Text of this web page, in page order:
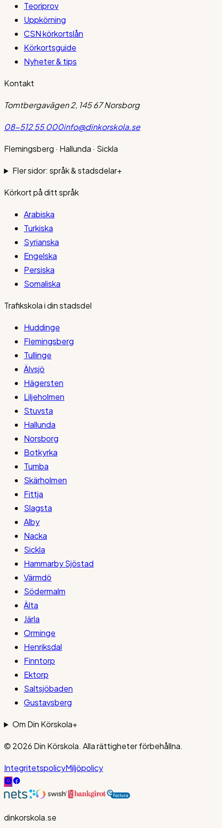
Teoriprov
Uppkörning
CSN körkortslån
Körkortsguide
Nyheter & tips
Kontakt
Tomtbergavägen 2, 145 67 Norsborg
08-512 55 000info@dinkorskola.se
Flemingsberg · Hallunda · Sickla
Fler sidor: språk & stadsdelar+
Körkort på ditt språk
Arabiska
Turkiska
Syrianska
Engelska
Persiska
Somaliska
Trafikskola i din stadsdel
Huddinge
Flemingsberg
Tullinge
Älvsjö
Hägersten
Liljeholmen
Stuvsta
Hallunda
Norsborg
Botkyrka
Tumba
Skärholmen
Fittja
Slagsta
Alby
Nacka
Sickla
Hammarby Sjöstad
Värmdö
Södermalm
Älta
Järla
Orminge
Henriksdal
Finntorp
Ektorp
Saltsjöbaden
Gustavsberg
Om Din Körskola+
© 2026 Din Körskola. Alla rättigheter förbehållna.
IntegritetspolicyMiljöpolicy
dinkorskola.se